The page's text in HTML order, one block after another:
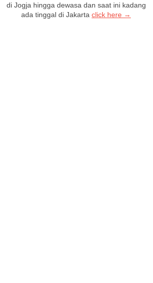
di Jogja hingga dewasa dan saat ini kadang
ada tinggal di Jakarta click here →